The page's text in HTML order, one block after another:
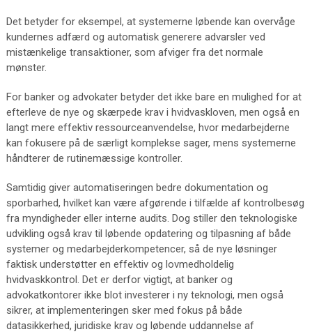
Det betyder for eksempel, at systemerne løbende kan overvåge
kundernes adfærd og automatisk generere advarsler ved
mistænkelige transaktioner, som afviger fra det normale
mønster.
For banker og advokater betyder det ikke bare en mulighed for at
efterleve de nye og skærpede krav i hvidvaskloven, men også en
langt mere effektiv ressourceanvendelse, hvor medarbejderne
kan fokusere på de særligt komplekse sager, mens systemerne
håndterer de rutinemæssige kontroller.
Samtidig giver automatiseringen bedre dokumentation og
sporbarhed, hvilket kan være afgørende i tilfælde af kontrolbesøg
fra myndigheder eller interne audits. Dog stiller den teknologiske
udvikling også krav til løbende opdatering og tilpasning af både
systemer og medarbejderkompetencer, så de nye løsninger
faktisk understøtter en effektiv og lovmedholdelig
hvidvaskkontrol. Det er derfor vigtigt, at banker og
advokatkontorer ikke blot investerer i ny teknologi, men også
sikrer, at implementeringen sker med fokus på både
datasikkerhed, juridiske krav og løbende uddannelse af